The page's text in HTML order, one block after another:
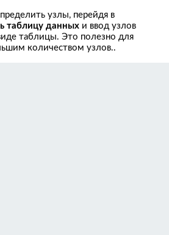
узлы, перейдя в
таблицу данных и ввод узлов
таблицы. Это полезно для
количеством узлов..